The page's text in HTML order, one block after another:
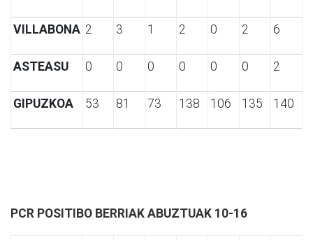
VILLABONA 2 3 1 2 0 2 6
ASTEASU 0 0 0 0 0 0 2
GIPUZKOA 53 81 73 138 106 135 140
PCR POSITIBO BERRIAK ABUZTUAK 10-16